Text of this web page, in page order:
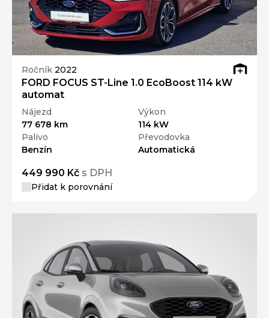
Ročník 2022
FORD FOCUS ST-Line 1.0 EcoBoost 114 kW
automat
Nájezd
77 678 km
Výkon
114 kW
Palivo
Benzín
Převodovka
Automatická
449 990 Kč s DPH
Přidat k porovnání